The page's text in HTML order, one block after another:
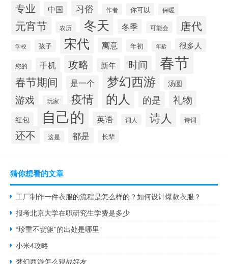
专业 中国 习俗 作者 你可以 保暖
元宵节 农历 冬天 冬季 可能会 唐代
学校 孩子 宋代 寓意 年初 年龄 很多人
您的 手机 攻略 新年 时间 春节
春节期间 是一个 梦幻西游 汤圆
游戏 玩家 疫情 的人 的是 礼物
红包 自己的 英语 词人 诗人 诗词
还不 这是 都是 长辈
猜你想看的文章
工厂制作一件衣服的流程是怎么样的？如何设计爆款衣服？
报考北京大学在职研究生学费是多少
“珍重不赀躯”的出处是哪里
小米4攻略
梦幻西游怎么观战好友